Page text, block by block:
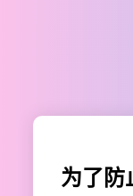
为了防